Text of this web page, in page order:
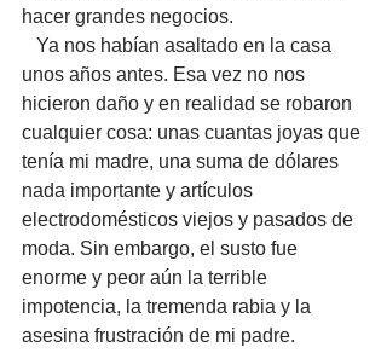
hacer grandes negocios.
unos años antes. Esa vez no nos
hicieron daño y en realidad se robaron
cualquier cosa: unas cuantas joyas que
tenía mi madre, una suma de dólares
nada importante y artículos
electrodomésticos viejos y pasados de
moda. Sin embargo, el susto fue
enorme y peor aún la terrible
impotencia, la tremenda rabia y la
asesina frustración de mi padre.